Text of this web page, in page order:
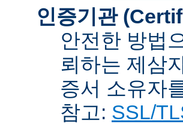
인증기관
안전한 방법
뢰하는 제삼
증서 소유자
참고: SSL/